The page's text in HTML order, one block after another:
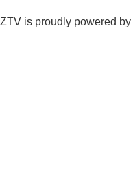
ZTV is proudly powered by